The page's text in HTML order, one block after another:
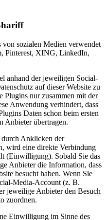
sozialen Medien verwendet
Pinterest, XING, LinkedIn,
anhand der jeweiligen Social-
auf dieser Website zu
Plugins nur zusammen mit der
Anwendung verhindert, dass
Daten schon beim ersten
Anbieter übertragen.
Anklicken der
wird eine direkte Verbindung
(Einwilligung). Sobald Sie das
Anbieter die Information, dass
besucht haben. Wenn Sie
Media-Account (z. B.
jeweilige Anbieter den Besuch
zuordnen.
Einwilligung im Sinne des